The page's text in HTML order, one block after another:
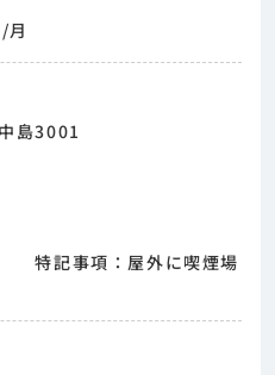
月
島3001
事項：屋外に喫煙場